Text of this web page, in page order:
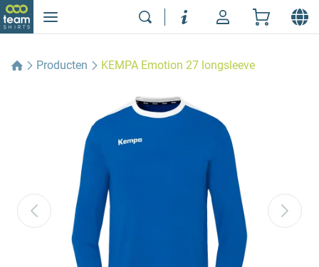
Producten KEMPA Emotion 27 longsleeve